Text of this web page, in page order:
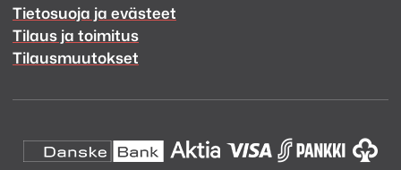
Huippulaadukas äänen synkronointi
Tietosuoja ja evästeet
Tilaus ja toimitus
Tilausmuutokset